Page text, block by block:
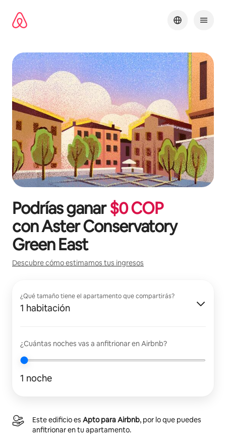
contenido
Podrías ganar$0COP
conAster Conservatory
Green East
Descubre cómo estimamos tus ingresos
¿Qué tamaño tiene el apartamento que compartirás?
1 habitación
¿Cuántas noches vas a anfitrionar en Airbnb?
1 noche
Este edificio es Apto para Airbnb, por lo que puedes
anfitrionar en tu apartamento.